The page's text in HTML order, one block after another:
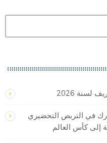
لسنة 2026
في التربص التحضيري
إلى كأس العالم